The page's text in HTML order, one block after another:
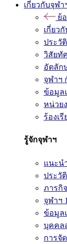
เกี่ยวกับจุฬา
ย้
เกี่ยว
ประวั
วิสัยทั
อัตลัก
จุฬาฯ
ข้อมูล
หน่วย
ร้องเ
รู้จักจุฬาฯ
แนะน
ประวั
ภารกิ
จุฬาฯ
ข้อมูล
บุคคล
การจั